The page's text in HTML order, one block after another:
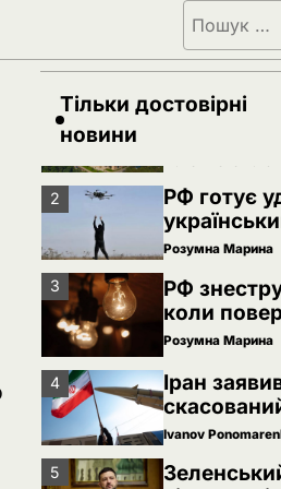
Пошук:
Тільки достовірні
новини
сімох
Ivanov
Київська
після
вигляд
2
РФ готує
Розумна Марина
3
РФ
коли
оселі
Розумна Марина
4
Іран
Україні
Ivanov
5